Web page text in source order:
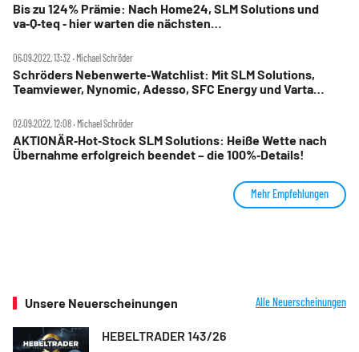
Bis zu 124% Prämie: Nach Home24, SLM Solutions und
va‑Q‑teq ‑ hier warten die nächsten
06.09.2022, 13:32 ‧ Michael Schröder
Schröders Nebenwerte‑Watchlist: Mit SLM Solutions,
Teamviewer, Nynomic, Adesso, SFC Energy und Varta
02.09.2022, 12:08 ‧ Michael Schröder
AKTIONÄR‑Hot‑Stock SLM Solutions: Heiße Wette nach
Übernahme erfolgreich beendet – die 100%‑Details!
Mehr Empfehlungen
Unsere Neuerscheinungen Alle Neuerscheinungen
HEBELTRADER 143/26